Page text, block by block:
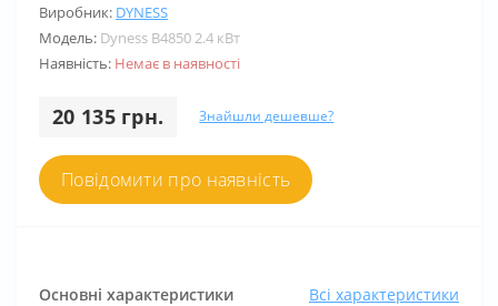
Виробник: DYNESS
Модель: Dyness B4850 2.4 кВт
Наявність: Немає в наявності
20 135 грн. Знайшли дешевше?
Повідомити про наявність
Основні характеристики Всі характеристики